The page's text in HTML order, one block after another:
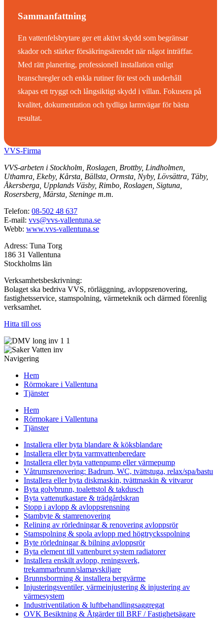
Sammanfattning
En vattenfelsbrytare ger ett aktivt skydd som begränsar
skador och stärker försäkringsärendet när något inträffar.
Med rätt planering, professionell installation enligt
branschregler och enkla rutiner för test och underhåll
skapas ett tryggt och långsiktigt skydd i villan. Fokusera på
kvalitet, dokumentation och tydliga larmvägar för bästa
resultat.
VVS-Firma
VVS-arbeten i Stockholm, Roslagen, Brottby, Lindholmen,
Uthamra, Ekeby, Kårsta, Bällsta, Ormsta, Nyby, Lövsättra, Täby,
Åkersberga, Upplands Väsby, Rimbo, Roslagen, Sigtuna,
Rosersberg, Märsta, Steninge m.m.
Telefon: 08-502 48 637
E-mail: vvs@vvs-vallentuna.se
Webb: www.vvs-vallentuna.se
Adress: Tuna Torg
186 31 Vallentuna
Stockholms län
Verksamhetsbeskrivning:
Bolaget ska bedriva VVS, rörläggning, avloppsrenovering,
fastighetsservice, stamspolning, värmeteknik och därmed förenlig
verksamhet.
Hitta till oss
Navigering
Hem
Rörmokare i Vallentuna
Tjänster
Hem
Rörmokare i Vallentuna
Tjänster
Installera eller byta blandare & köksblandare
Installera eller byta varmvattenberedare
Installera eller byta vattenpump eller värmepump
Våtrumsrenovering: Badrum, WC, tvättstuga, relax/spa/bastu
Installera eller byta diskmaskin, tvättmaskin & vitvaror
Byta golvbrunn, toalettstol & takdusch
Byta vattenutkastare & trädgårdskran
Stopp i avlopp & avloppsrensning
Stambyte & stamrenovering
Relining av rörledningar & renovering avloppsrör
Stamspolning & spola avlopp med högtrycksspolning
Byte rörledningar & bilning avloppsrör
Byta element till vattenburet system radiatorer
Installera enskilt avlopp, reningsverk,
trekammarbrunn/slamavskiljare
Brunnsborrning & installera bergvärme
Injusteringsventiler, värmeinjustering & injustering av
värmesystem
Industriventilation & luftbehandlingsaggregat
OVK Besiktning & Åtgärder till BRF / Fastighetsägare